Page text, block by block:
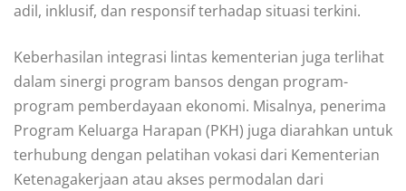
adil, inklusif, dan responsif terhadap situasi terkini.
Keberhasilan integrasi lintas kementerian juga terlihat
dalam sinergi program bansos dengan program-
program pemberdayaan ekonomi. Misalnya, penerima
Program Keluarga Harapan (PKH) juga diarahkan untuk
terhubung dengan pelatihan vokasi dari Kementerian
Ketenagakerjaan atau akses permodalan dari